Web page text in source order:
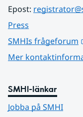
Epost:
Press
SMHIs frågeforum
Mer
SMHI-länkar
Jobba på SMHI